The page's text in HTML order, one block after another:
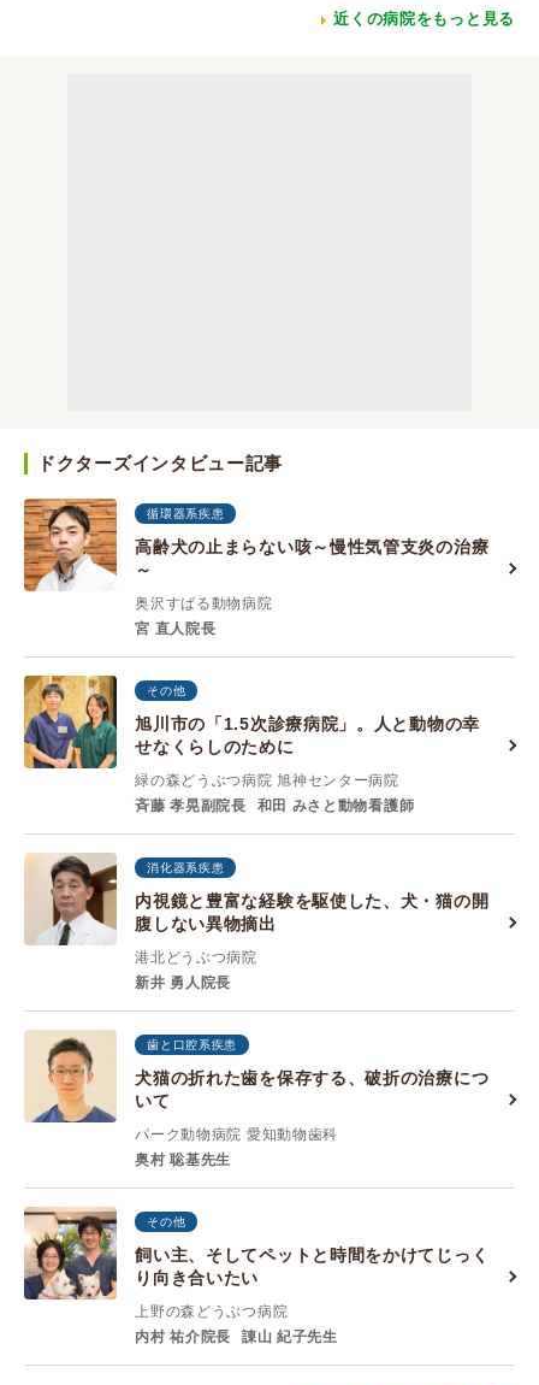
近くの病院をもっと見る
ドクターズインタビュー記事
循環器系疾患
高齢犬の止まらない咳～慢性気管支炎の治療
～
奥沢すばる動物病院
宮 直人院長
その他
旭川市の「1.5次診療病院」。人と動物の幸
せなくらしのために
緑の森どうぶつ病院 旭神センター病院
斉藤 孝晃副院長
和田 みさと動物看護師
消化器系疾患
内視鏡と豊富な経験を駆使した、犬・猫の開
腹しない異物摘出
港北どうぶつ病院
新井 勇人院長
歯と口腔系疾患
犬猫の折れた歯を保存する、破折の治療につ
いて
パーク動物病院 愛知動物歯科
奥村 聡基先生
その他
飼い主、そしてペットと時間をかけてじっく
り向き合いたい
上野の森どうぶつ病院
内村 祐介院長
諌山 紀子先生